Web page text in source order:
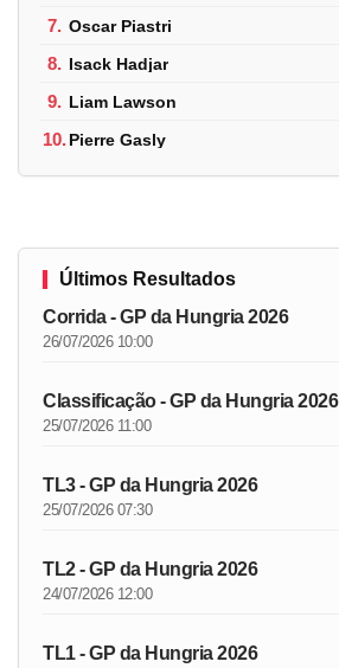
7. Oscar Piastri
8. Isack Hadjar
9. Liam Lawson
10.Pierre Gasly
Últimos Resultados
Corrida - GP da Hungria 2026
26/07/2026 10:00
Classificação - GP da Hungria 2026
25/07/2026 11:00
TL3 - GP da Hungria 2026
25/07/2026 07:30
TL2 - GP da Hungria 2026
24/07/2026 12:00
TL1 - GP da Hungria 2026